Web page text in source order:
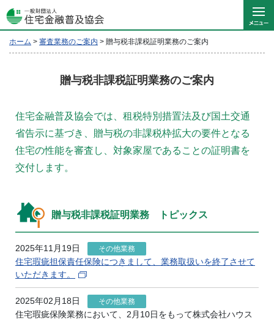
ホーム > 審査業務のご案内 > 贈与税非課税証明業務のご案内
贈与税非課税証明業務のご案内
住宅金融普及協会では、租税特別措置法及び国土交通
省告示に基づき、贈与税の非課税枠拡大の要件となる
住宅の性能を審査し、対象家屋であることの証明書を
交付します。
贈与税非課税証明業務 トピックス
2025年11月19日 その他業務
住宅瑕疵担保責任保険につきまして、業務取扱いを終了させて
いただきます。
2025年02月18日 その他業務
住宅瑕疵保険業務において、2月10日をもって株式会社ハウス